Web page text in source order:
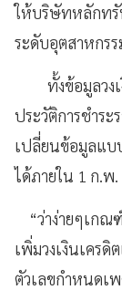
ให้บริษัทหลักทรั
ระดับอุตสาหกรร
ทั้งข้อมูลวงเ
ประวัติการชำระ
เปลี่ยนข้อมูลแบ
ได้ภายใน 1 ก.พ
“ว่าง่ายๆเกณ
เพิ่มวงเงินเคร
ตัวเลขกำหนดเ